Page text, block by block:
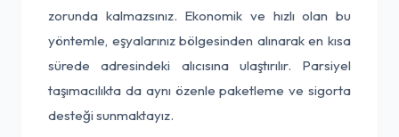
zorunda kalmazsınız. Ekonomik ve hızlı olan bu
yöntemle, eşyalarınız bölgesinden alınarak en kısa
sürede adresindeki alıcısına ulaştırılır. Parsiyel
taşımacılıkta da aynı özenle paketleme ve sigorta
desteği sunmaktayız.